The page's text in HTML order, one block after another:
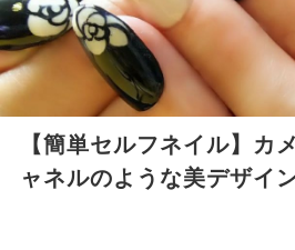
【簡単セルフネイル】カ
ャネルのような美デザイン